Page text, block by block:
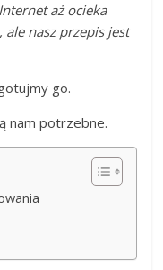
aż ocieka
nasz przepis jest
go.
nam potrzebne.